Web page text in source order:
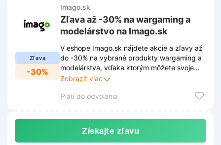
Zľava
-30%
Imago.sk
Zľava až -30% na wargaming a
modelárstvo na Imago.sk
V eshope Imago.sk nájdete akcie a zľavy až
do -30% na vybrané produkty wargaming a
modelárstva, vďaka ktorým môžete svoje
hobby rozvíjať ešte výhodnejšie. Nenechajte
obľúbené veci so zľavou až do -30%.
Zobraziť viac
Platí do odvolania
Získajte zľavu